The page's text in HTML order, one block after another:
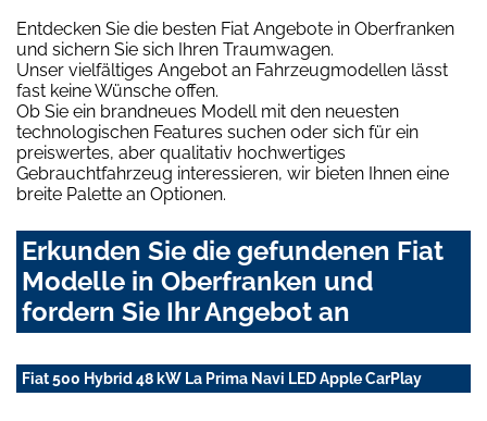
Entdecken Sie die besten Fiat Angebote in Oberfranken
und sichern Sie sich Ihren Traumwagen.
Unser vielfältiges Angebot an Fahrzeugmodellen lässt
fast keine Wünsche offen.
Ob Sie ein brandneues Modell mit den neuesten
technologischen Features suchen oder sich für ein
preiswertes, aber qualitativ hochwertiges
Gebrauchtfahrzeug interessieren, wir bieten Ihnen eine
breite Palette an Optionen.
Erkunden Sie die gefundenen Fiat
Modelle in Oberfranken und
fordern Sie Ihr Angebot an
Fiat 500 Hybrid 48 kW La Prima Navi LED Apple CarPlay